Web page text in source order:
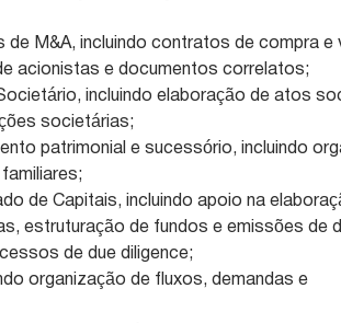
de M&A, incluindo contratos de compra e
acionistas e documentos correlatos;
incluindo elaboração de atos
societárias;
patrimonial e sucessório, incluindo
de Capitais, incluindo apoio na
estruturação de fundos e emissões de
de due diligence;
organização de fluxos, demandas e